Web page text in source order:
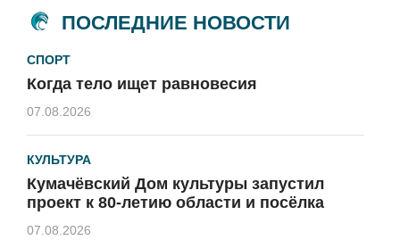
ПОСЛЕДНИЕ НОВОСТИ
СПОРТ
Когда тело ищет равновесия
07.08.2026
КУЛЬТУРА
Кумачёвский Дом культуры запустил
проект к 80-летию области и посёлка
07.08.2026